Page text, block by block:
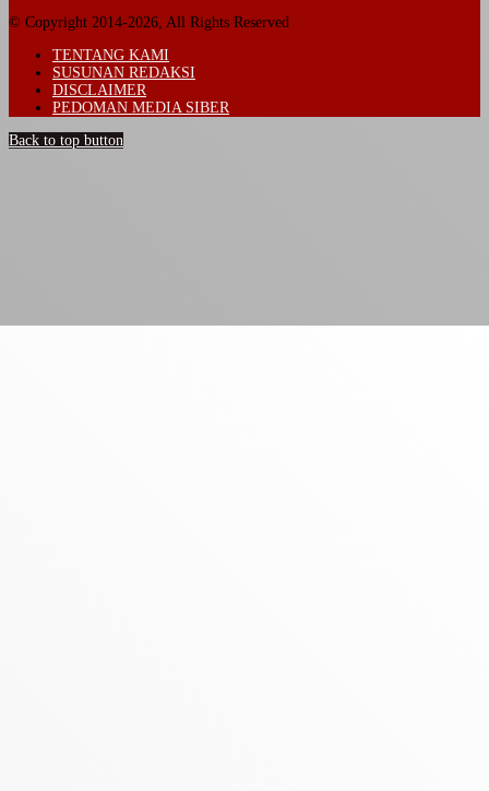
© Copyright 2014-2026, All Rights Reserved
TENTANG KAMI
SUSUNAN REDAKSI
DISCLAIMER
PEDOMAN MEDIA SIBER
Back to top button